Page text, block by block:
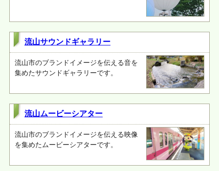
流山サウンドギャラリー
流山市のブランドイメージを伝える音を
集めたサウンドギャラリーです。
流山ムービーシアター
流山市のブランドイメージを伝える映像
を集めたムービーシアターです。